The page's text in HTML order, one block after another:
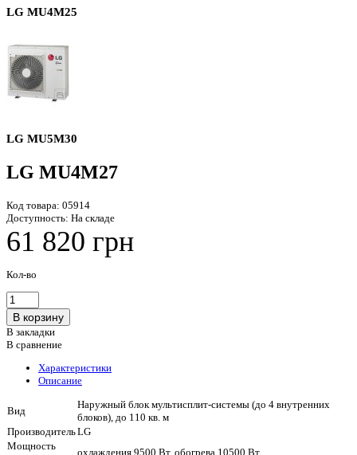
LG MU4M25
LG MU5M30
LG MU4M27
Код товара: 05914
Доступность: На складе
61 820 грн
Кол-во
В закладки
В сравнение
Характеристики
Описание
Вид
Наружный блок мультисплит-системы (до 4 внутренних
блоков), до 110 кв. м
ПроизводительLG
Мощность
охлаждения 9500 Вт, обогрева 10500 Вт